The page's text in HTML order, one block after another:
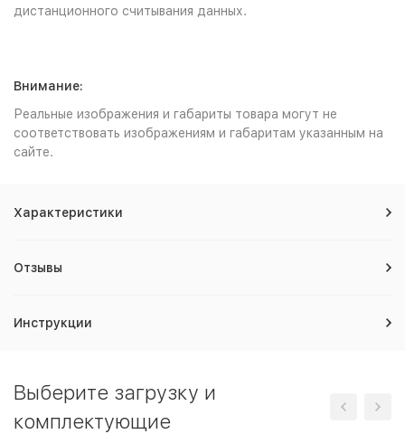
дистанционного считывания данных.
Внимание:
Реальные изображения и габариты товара могут не
соответствовать изображениям и габаритам указанным на
сайте.
Характеристики
Отзывы
Инструкции
Выберите загрузку и
комплектующие